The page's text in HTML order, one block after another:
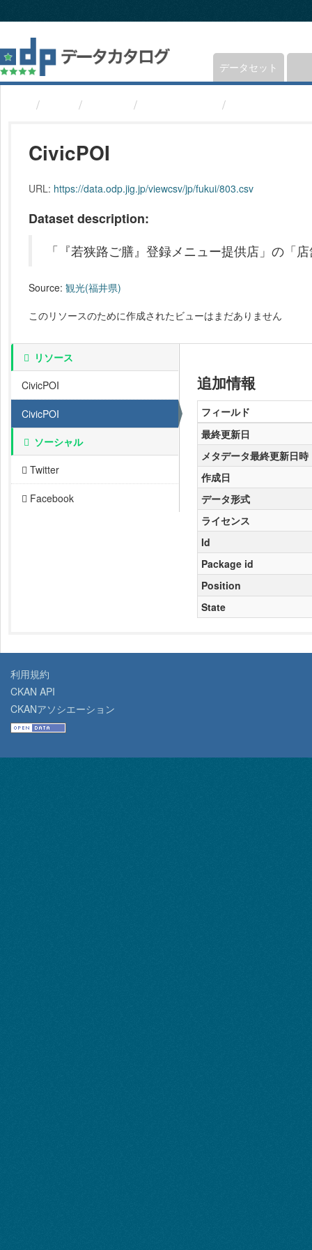
キ
プ
し
て
データセット
CivicPOI
URL: https://data.odp.jig.jp/viewcsv/jp/fukui/803.csv
Dataset description:
「『若狭路ご膳』登録メニュー提供店」の「
Source: 観光(福井県)
このリソースのために作成されたビューはまだありません
リソース
CivicPOI
CivicPOI
ソーシャル
Twitter
Facebook
追加情報
フィールド
最終更新日
メタデータ最終更新日時
作成日
データ形式
ライセンス
Id
Package id
Position
State
利用規約
CKAN API
CKANアソシエーション